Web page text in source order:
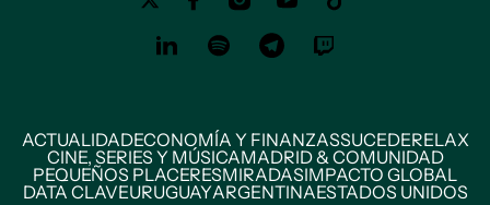
ACTUALIDADECONOMÍA Y FINANZASSUCEDERELAX
CINE, SERIES Y MÚSICAMADRID & COMUNIDAD
PEQUEÑOS PLACERESMIRADASIMPACTO GLOBAL
DATA CLAVEURUGUAYARGENTINAESTADOS UNIDOS